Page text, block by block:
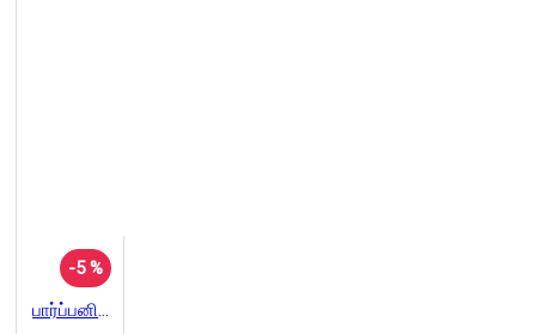
-5 %
பார்ப்பனியத்தின் வெற்றி: மன்னனின் கொலை அல்லது எதிர்ப்புரட்சியின் தோற்றம்